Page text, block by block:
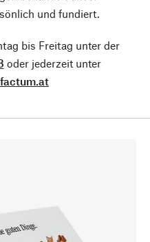
und fundiert.
bis Freitag unter der
oder jederzeit unter